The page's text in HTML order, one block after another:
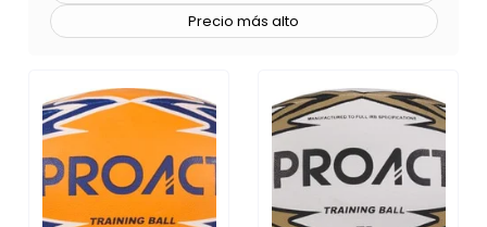
productos personalizables, puedes elegir el diseño que mejor se
adapte a la identidad de tu marca. no pierdas la oportunidad de
haz que tu marca brille bajo el sol! ☀️🌴
Precio más alto